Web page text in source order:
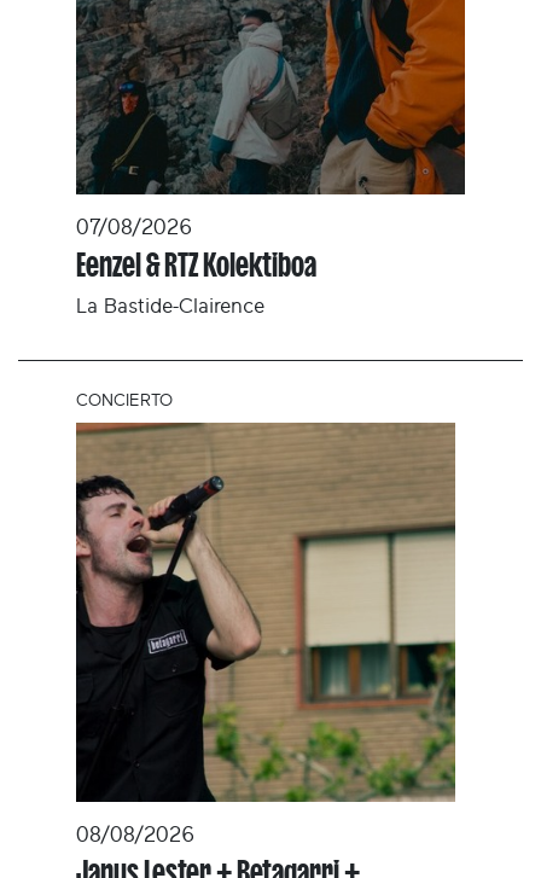
07/08/2026
Eenzel & RTZ Kolektiboa
La Bastide-Clairence
CONCIERTO
08/08/2026